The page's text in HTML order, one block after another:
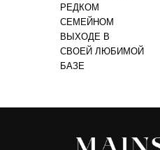
РЕДКОМ
СЕМЕЙНОМ
ВЫХОДЕ В
СВОЕЙ ЛЮБИМОЙ
БАЗЕ